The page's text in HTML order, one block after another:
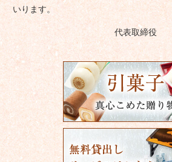
いります。
代表取締役